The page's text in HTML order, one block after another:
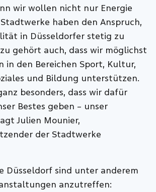
wir wollen nicht nur Energie
haben den Anspruch,
in Düsseldorfer stetig zu
gehört auch, dass wir möglichst
in den Bereichen Sport, Kultur,
und Bildung unterstützen.
besonders, dass wir dafür
Bestes geben – unser
Julien Mounier,
der Stadtwerke
Düsseldorf sind unter anderem
anzutreffen: